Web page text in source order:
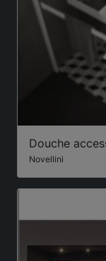
Douche
Novellini